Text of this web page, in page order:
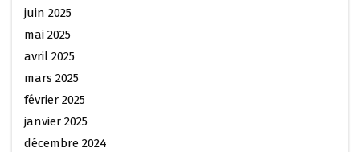
juin 2025
mai 2025
avril 2025
mars 2025
février 2025
janvier 2025
décembre 2024